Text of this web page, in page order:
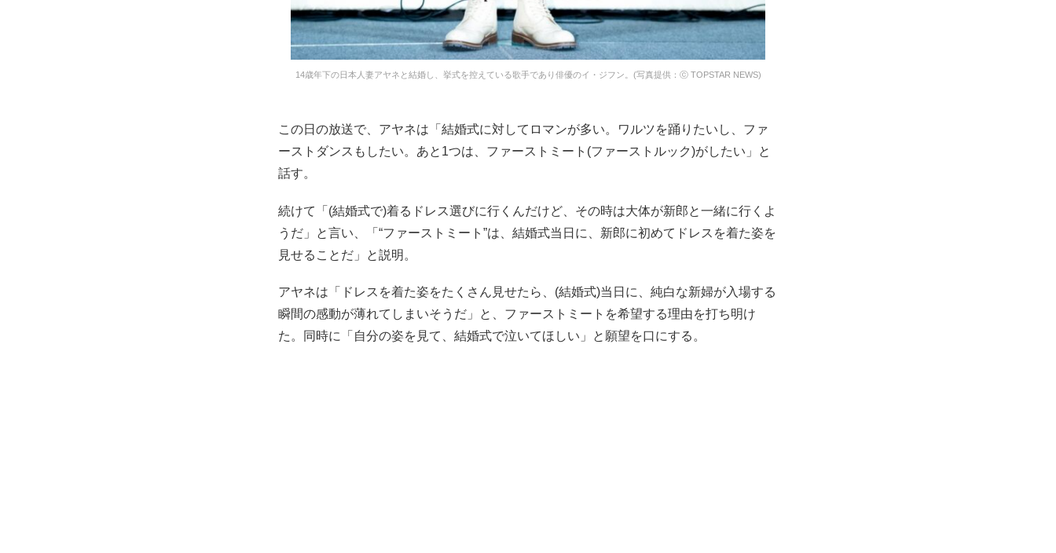
14歳年下の日本人妻アヤネと結婚し、挙式を控えている歌手であり俳優のイ・ジフン。(写真提供：ⓒ TOPSTAR NEWS)
この日の放送で、アヤネは「結婚式に対してロマンが多い。ワルツを踊りたいし、ファ
ーストダンスもしたい。あと1つは、ファーストミート(ファーストルック)がしたい」と
話す。
続けて「(結婚式で)着るドレス選びに行くんだけど、その時は大体が新郎と一緒に行くよ
うだ」と言い、「“ファーストミート”は、結婚式当日に、新郎に初めてドレスを着た姿を
見せることだ」と説明。
アヤネは「ドレスを着た姿をたくさん見せたら、(結婚式)当日に、純白な新婦が入場する
瞬間の感動が薄れてしまいそうだ」と、ファーストミートを希望する理由を打ち明け
た。同時に「自分の姿を見て、結婚式で泣いてほしい」と願望を口にする。